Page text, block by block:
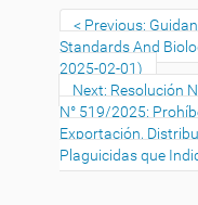
Previous:
Standards And
2025-02-01)
Next: Resolución
N° 519/2025:
Exportación,
Plaguicidas que